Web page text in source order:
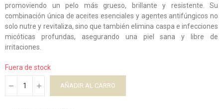
promoviendo un pelo más grueso, brillante y resistente. Su
combinación única de aceites esenciales y agentes antifúngicos no
solo nutre y revitaliza, sino que también elimina caspa e infecciones
micóticas profundas, asegurando una piel sana y libre de
irritaciones.
Fuera de stock
AÑADIR AL CARRO